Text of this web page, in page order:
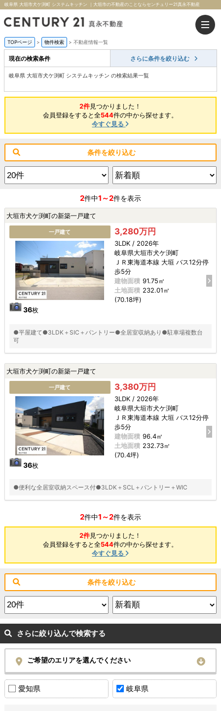
岐阜県 大垣市犬ケ渕町 システムキッチン ｜大垣市の不動産のことならセンチュリー21真永不動産
TOPページ > 物件検索 > 不動産情報一覧
現在の検索条件 さらに条件を絞り込む
岐阜県 大垣市犬ケ渕町 システムキッチン の検索結果一覧
2件見つかりました！
会員登録をすると全544件の中から探せます。
今すぐ見る
条件を絞り込む
2件中1～2件を表示
大垣市犬ケ渕町の新築一戸建て
一戸建て
36枚
3,280万円
3LDK / 2026年
岐阜県大垣市犬ケ渕町
ＪＲ東海道本線 大垣 バス12分停
歩5分
建物面積 91.75㎡
土地面積 232.01㎡
(70.18坪)
●平屋建て●3LDK＋SIC＋パントリー●全居室収納あり●駐車場複数台
可
大垣市犬ケ渕町の新築一戸建て
一戸建て
36枚
3,380万円
3LDK / 2026年
岐阜県大垣市犬ケ渕町
ＪＲ東海道本線 大垣 バス12分停
歩5分
建物面積 96.4㎡
土地面積 232.73㎡
(70.4坪)
●便利な全居室収納スペース付●3LDK＋SCL＋パントリー＋WIC
2件中1～2件を表示
2件見つかりました！
会員登録をすると全544件の中から探せます。
今すぐ見る
条件を絞り込む
さらに絞り込んで検索する
ご希望のエリアを選んでください
愛知県 岐阜県